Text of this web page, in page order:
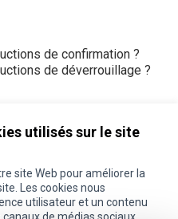
utilisés sur le site
site Web pour améliorer la
Les cookies nous
utilisateur et un contenu
de confirmation ?
de déverrouillage ?